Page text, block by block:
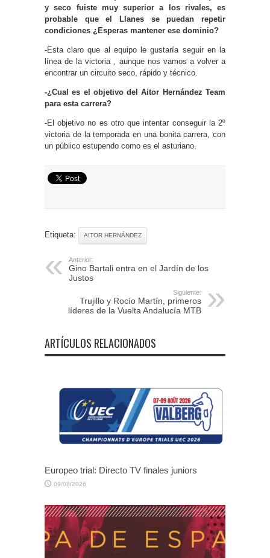
y seco fuiste muy superior a los rivales, es
probable que el Llanes se puedan repetir
condiciones ¿Esperas mantener ese dominio?
-Esta claro que al equipo le gustaría seguir en la
línea de la victoria , aunque nos vamos a volver a
encontrar un circuito seco, rápido y técnico.
-¿Cual es el objetivo del Aitor Hernández Team
para esta carrera?
-El objetivo no es otro que intentar conseguir la 2º
victoria de la temporada en una bonita carrera, con
un público estupendo como es el asturiano.
Etiqueta: AITOR HERNÁNDEZ
Anterior:
Gino Bartali entra en el Jardín de los
Justos
Siguiente:
Trujillo y Rocío Martín, primeros
líderes de la Vuelta Andalucía MTB
ARTÍCULOS RELACIONADOS
Europeo trial: Directo TV finales juniors
09/08/2026